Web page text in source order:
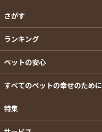
さがす
ランキング
ペットの安心
すべてのペットの幸せのために
特集